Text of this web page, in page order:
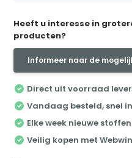
Heeft u interesse in
producten?
Informeer naar de
Direct uit voorraad
Vandaag besteld, snel
Elke week nieuwe stoffen
Veilig kopen met